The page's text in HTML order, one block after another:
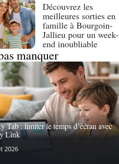
Découvrez les
meilleures sorties en
famille à Bourgoin-
Jallieu pour un week-
end inoubliable
manquer
Tab : limiter le temps d’écran avec
Link
2026